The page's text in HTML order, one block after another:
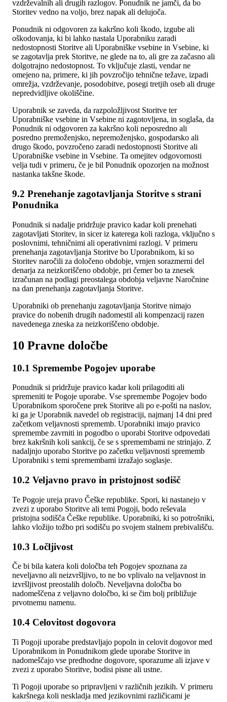
vzdrževalnih ali drugih razlogov. Ponudnik ne jamči, da bo
Storitev vedno na voljo, brez napak ali delujoča.
Ponudnik ni odgovoren za kakršno koli škodo, izgube ali
oškodovanja, ki bi lahko nastala Uporabniku zaradi
nedostopnosti Storitve ali Uporabniške vsebine in Vsebine, ki
se zagotavlja prek Storitve, ne glede na to, ali gre za začasno ali
dolgotrajno nedostopnost. To vključuje zlasti, vendar ne
omejeno na, primere, ki jih povzročijo tehnične težave, izpadi
omrežja, vzdrževanje, posodobitve, posegi tretjih oseb ali druge
nepredvidljive okoliščine.
Uporabnik se zaveda, da razpoložljivost Storitve ter
Uporabniške vsebine in Vsebine ni zagotovljena, in soglaša, da
Ponudnik ni odgovoren za kakršno koli neposredno ali
posredno premoženjsko, nepremoženjsko, gospodarsko ali
drugo škodo, povzročeno zaradi nedostopnosti Storitve ali
Uporabniške vsebine in Vsebine. Ta omejitev odgovornosti
velja tudi v primeru, če je bil Ponudnik opozorjen na možnost
nastanka takšne škode.
9.2 Prenehanje zagotavljanja Storitve s strani
Ponudnika
Ponudnik si nadalje pridržuje pravico kadar koli prenehati
zagotavljati Storitev, in sicer iz katerega koli razloga, vključno s
poslovnimi, tehničnimi ali operativnimi razlogi. V primeru
prenehanja zagotavljanja Storitve bo Uporabnikom, ki so
Storitev naročili za določeno obdobje, vrnjen sorazmerni del
denarja za neizkoriščeno obdobje, pri čemer bo ta znesek
izračunan na podlagi preostalega obdobja veljavne Naročnine
na dan prenehanja zagotavljanja Storitve.
Uporabniki ob prenehanju zagotavljanja Storitve nimajo
pravice do nobenih drugih nadomestil ali kompenzacij razen
navedenega zneska za neizkoriščeno obdobje.
10 Pravne določbe
10.1 Spremembe Pogojev uporabe
Ponudnik si pridržuje pravico kadar koli prilagoditi ali
spremeniti te Pogoje uporabe. Vse spremembe Pogojev bodo
Uporabnikom sporočene prek Storitve ali po e-pošti na naslov,
ki ga je Uporabnik navedel ob registraciji, najmanj 14 dni pred
začetkom veljavnosti sprememb. Uporabniki imajo pravico
spremembe zavrniti in pogodbo o uporabi Storitve odpovedati
brez kakršnih koli sankcij, če se s spremembami ne strinjajo. Z
nadaljnjo uporabo Storitve po začetku veljavnosti sprememb
Uporabniki s temi spremembami izražajo soglasje.
10.2 Veljavno pravo in pristojnost sodišč
Te Pogoje ureja pravo Češke republike. Spori, ki nastanejo v
zvezi z uporabo Storitve ali temi Pogoji, bodo reševala
pristojna sodišča Češke republike. Uporabniki, ki so potrošniki,
lahko vložijo tožbo pri sodišču po svojem stalnem prebivališču.
10.3 Ločljivost
Če bi bila katera koli določba teh Pogojev spoznana za
neveljavno ali neizvršljivo, to ne bo vplivalo na veljavnost in
izvršljivost preostalih določb. Neveljavna določba bo
nadomeščena z veljavno določbo, ki se čim bolj približuje
prvotnemu namenu.
10.4 Celovitost dogovora
Ti Pogoji uporabe predstavljajo popoln in celovit dogovor med
Uporabnikom in Ponudnikom glede uporabe Storitve in
nadomeščajo vse predhodne dogovore, sporazume ali izjave v
zvezi z uporabo Storitve, bodisi pisne ali ustne.
Ti Pogoji uporabe so pripravljeni v različnih jezikih. V primeru
kakršnega koli neskladja med jezikovnimi različicami je